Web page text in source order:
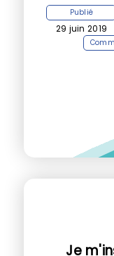
Publié
29 juin 2019
Je